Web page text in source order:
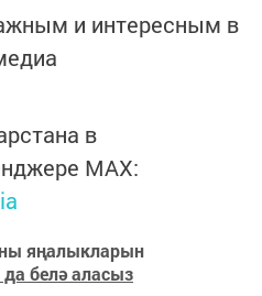
и интересным в
в
MАХ:
яңалыкларын
да белә аласыз